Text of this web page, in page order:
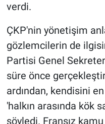
verdi.
ÇKP'nin yönetişim
gözlemcilerin de
Partisi Genel
süre önce
ardından, kendisini
'halkın arasında kök
söyledi. Fransız